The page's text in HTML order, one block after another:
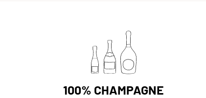
100% CHAMPAGNE